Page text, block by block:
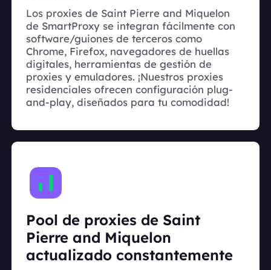
Los proxies de Saint Pierre and Miquelon
de SmartProxy se integran fácilmente con
software/guiones de terceros como
Chrome, Firefox, navegadores de huellas
digitales, herramientas de gestión de
proxies y emuladores. ¡Nuestros proxies
residenciales ofrecen configuración plug-
and-play, diseñados para tu comodidad!
Pool de proxies de Saint
Pierre and Miquelon
actualizado constantemente